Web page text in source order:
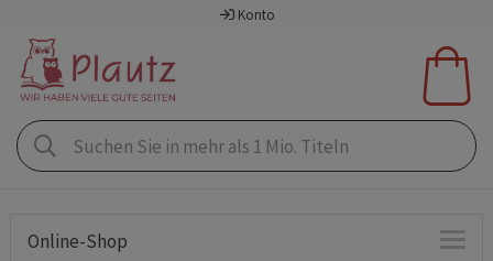
Konto
Online-Shop